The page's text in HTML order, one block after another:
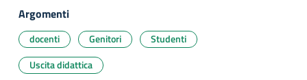
Argomenti
docenti Genitori
Studenti
Uscita didattica